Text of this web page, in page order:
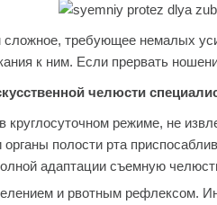
требующее немалых
к ним. Если прервать
челюсти
круглосуточном режиме, не
органы полости рта
адаптации съемную
и рвотным рефлексом.